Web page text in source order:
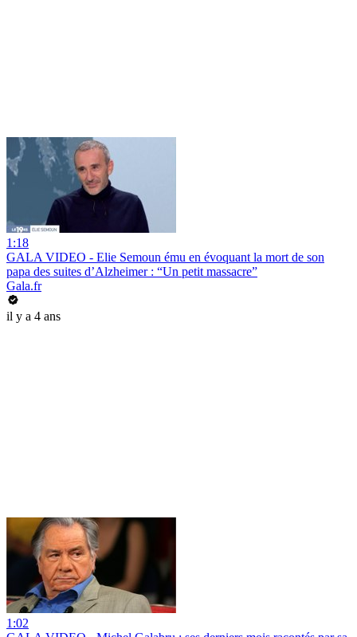
1:18
GALA VIDEO - Elie Semoun ému en évoquant la mort de son
papa des suites d’Alzheimer : “Un petit massacre”
Gala.fr
il y a 4 ans
1:02